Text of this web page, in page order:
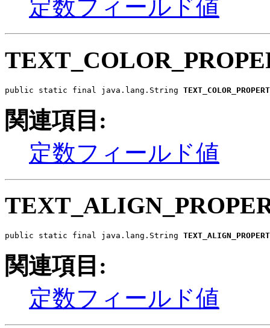
定数フィールド値
public static final java.lang.String
関連項目:
定数フィールド値
public static final java.lang.String
関連項目:
定数フィールド値